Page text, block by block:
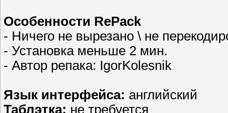
Особенности RePack
- Ничего не вырезано \ не
- Установка меньше 2 мин.
- Автор репака: IgorKolesnik
Язык интерфейса: английский
Таблэтка: не требуется